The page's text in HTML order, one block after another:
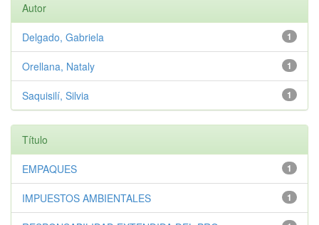
Autor
1
Delgado, Gabriela
1
Orellana, Nataly
1
Saquisilí, Silvia
Título
1
EMPAQUES
1
IMPUESTOS AMBIENTALES